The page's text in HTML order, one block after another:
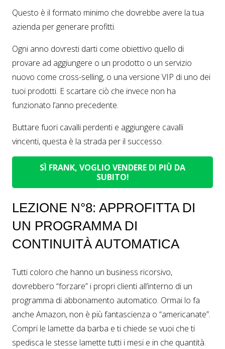
Questo è il formato minimo che dovrebbe avere la tua
azienda per generare profitti.
Ogni anno dovresti darti come obiettivo quello di
provare ad aggiungere o un prodotto o un servizio
nuovo come cross-selling, o una versione VIP di uno dei
tuoi prodotti. E scartare ciò che invece non ha
funzionato l’anno precedente.
Buttare fuori cavalli perdenti e aggiungere cavalli
vincenti, questa è la strada per il successo.
SÌ FRANK, VOGLIO VENDERE DI PIÙ DA
SUBITO!
LEZIONE N°8: APPROFITTA DI
UN PROGRAMMA DI
CONTINUITÀ AUTOMATICA
Tutti coloro che hanno un business ricorsivo,
dovrebbero “forzare” i propri clienti all’interno di un
programma di abbonamento automatico. Ormai lo fa
anche Amazon, non è più fantascienza o “americanate”.
Compri le lamette da barba e ti chiede se vuoi che ti
spedisca le stesse lamette tutti i mesi e in che quantità.